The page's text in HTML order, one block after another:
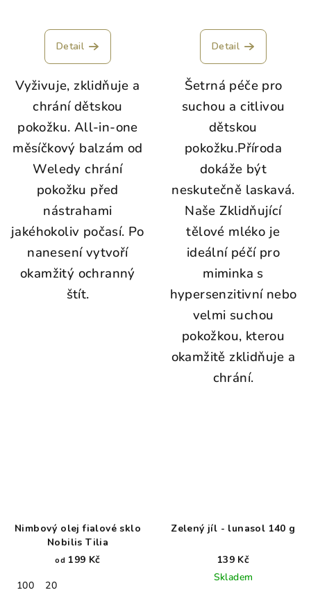
Detail
Vyživuje, zklidňuje a
chrání dětskou
pokožku. All-in-one
měsíčkový balzám od
Weledy chrání
pokožku před
nástrahami
jakéhokoliv počasí. Po
nanesení vytvoří
okamžitý ochranný
štít.
Detail
Šetrná péče pro
suchou a citlivou
dětskou
pokožku.Příroda
dokáže být
neskutečně laskavá.
Naše Zklidňující
tělové mléko je
ideální péčí pro
miminka s
hypersenzitivní nebo
velmi suchou
pokožkou, kterou
okamžitě zklidňuje a
chrání.
Nimbový olej fialové sklo
Nobilis Tilia
od 199 Kč
100
20
Zelený jíl - lunasol 140 g
139 Kč
Skladem